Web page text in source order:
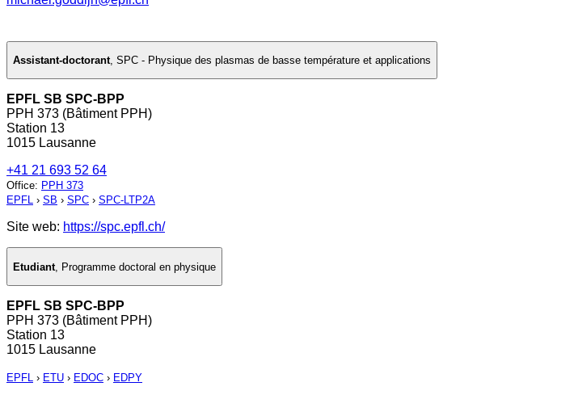
Assistant-doctorant, SPC - Physique des plasmas de basse température et applications
EPFL SB SPC-BPP
PPH 373 (Bâtiment PPH)
Station 13
1015 Lausanne
+41 21 693 52 64
Office: PPH 373
EPFL › SB › SPC › SPC-LTP2A
Site web: https://spc.epfl.ch/
Etudiant Programme doctoral en physique
EPFL SB SPC-BPP
PPH 373 (Bâtiment PPH)
Station 13
1015 Lausanne
EPFL › ETU › EDOC › EDPY